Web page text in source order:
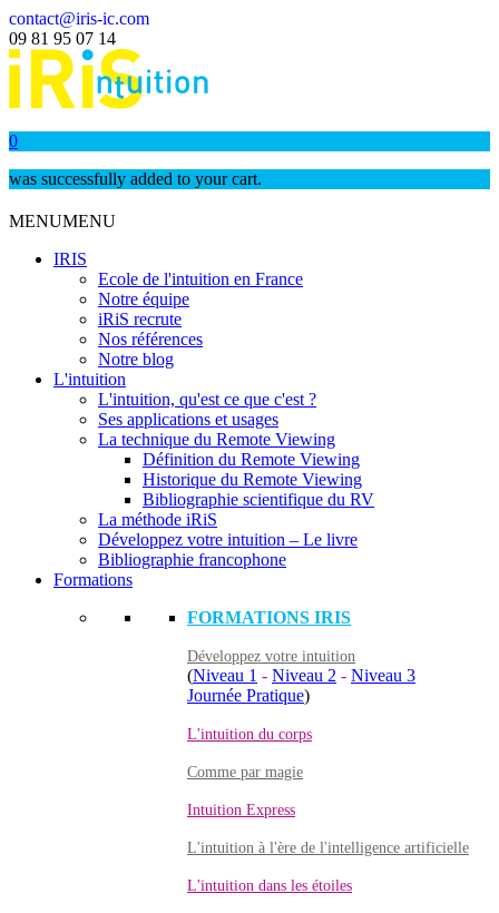
contact@iris-ic.com
09 81 95 07 14
0
was successfully added to your cart.
MENUMENU
IRIS
Ecole de l'intuition en France
Notre équipe
iRiS recrute
Nos références
Notre blog
L'intuition
L'intuition, qu'est ce que c'est ?
Ses applications et usages
La technique du Remote Viewing
Définition du Remote Viewing
Historique du Remote Viewing
Bibliographie scientifique du RV
La méthode iRiS
Développez votre intuition – Le livre
Bibliographie francophone
Formations
FORMATIONS IRIS
Développez votre intuition
(Niveau 1 - Niveau 2 - Niveau 3
Journée Pratique)
L'intuition du corps
Comme par magie
Intuition Express
L'intuition à l'ère de l'intelligence artificielle
L'intuition dans les étoiles